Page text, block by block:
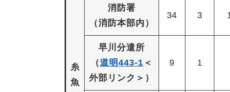
糸
魚
消防署
（消防本部内）
34 3
早川分遣所
（道明443-1 ＜
外部リンク＞ ）
9 1